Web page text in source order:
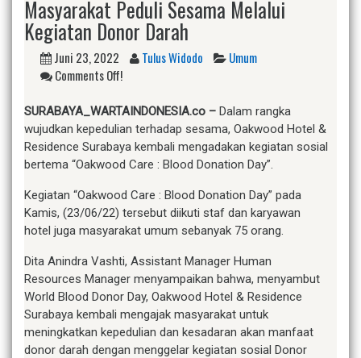
Masyarakat Peduli Sesama Melalui
Kegiatan Donor Darah
Juni 23, 2022 Tulus Widodo
Umum
Comments Off!
SURABAYA_WARTAINDONESIA.co – Dalam rangka
wujudkan kepedulian terhadap sesama, Oakwood Hotel &
Residence Surabaya kembali mengadakan kegiatan sosial
bertema “Oakwood Care : Blood Donation Day”.
Kegiatan “Oakwood Care : Blood Donation Day” pada
Kamis, (23/06/22) tersebut diikuti staf dan karyawan
hotel juga masyarakat umum sebanyak 75 orang.
Dita Anindra Vashti, Assistant Manager Human
Resources Manager menyampaikan bahwa, menyambut
World Blood Donor Day, Oakwood Hotel & Residence
Surabaya kembali mengajak masyarakat untuk
meningkatkan kepedulian dan kesadaran akan manfaat
donor darah dengan menggelar kegiatan sosial Donor